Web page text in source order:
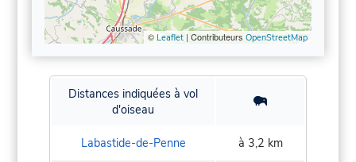
© Leaflet| Contributeurs OpenStreetMap
Distances indiquées à vol
d'oiseau
Labastide-de-Penne à 3,2 km